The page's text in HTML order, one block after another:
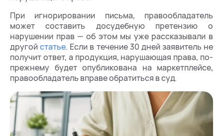
При игнорировании письма, правообладатель
может составить досудебную претензию о
нарушении прав — об этом мы уже рассказывали в
другойстатье. Если в течение 30 дней заявитель не
получит ответ, а продукция, нарушающая права, по-
прежнему будет опубликована на маркетплейсе,
правообладатель вправе обратиться в суд.